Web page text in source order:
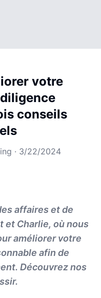
votre
conseils
· 3/22/2024
affaires et de
et Charlie, où nous
améliorer votre
afin de
Découvrez nos